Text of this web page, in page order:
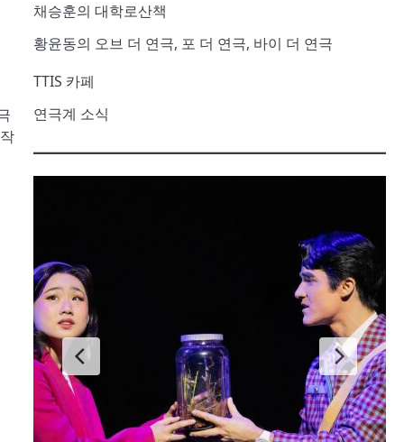
채승훈의 대학로산책
황윤동의 오브 더 연극, 포 더 연극, 바이 더 연극
TTIS 카페
연극계 소식